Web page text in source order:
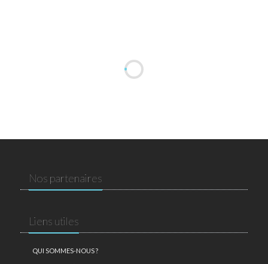
Nos partenaires
Liens utiles
QUI SOMMES-NOUS ?